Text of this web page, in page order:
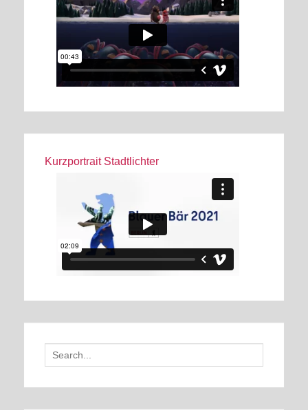
Kurzportrait Stadtlichter
Search
for: